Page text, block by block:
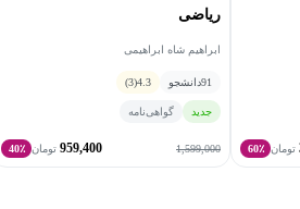
تومان 60٪
ریاضی
ابراهیم شاه ابراهیمی
91دانشجو 4.3
(3)
جدید گواهی‌نامه
1,599,000
959,400 تومان 40٪